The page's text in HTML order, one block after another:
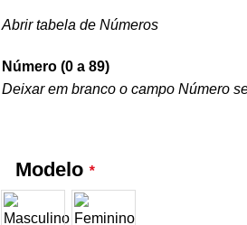
Abrir tabela de Números
Número (0 a 89)
Deixar em branco o campo Número
Modelo *